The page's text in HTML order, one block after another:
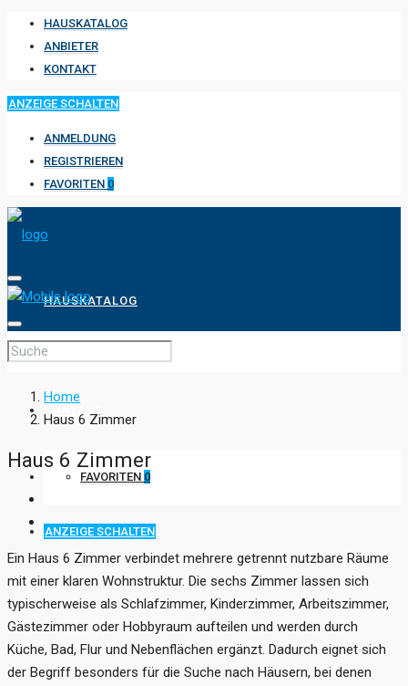
HAUSKATALOG
ANBIETER
KONTAKT
ANZEIGE SCHALTEN
ANMELDUNG
REGISTRIEREN
FAVORITEN 0
HAUSKATALOG
ANBIETER
FAVORITEN 0
ANZEIGE SCHALTEN
Home
Haus 6 Zimmer
Haus 6 Zimmer
Ein Haus 6 Zimmer verbindet mehrere getrennt nutzbare Räume
mit einer klaren Wohnstruktur. Die sechs Zimmer lassen sich
typischerweise als Schlafzimmer, Kinderzimmer, Arbeitszimmer,
Gästezimmer oder Hobbyraum aufteilen und werden durch
Küche, Bad, Flur und Nebenflächen ergänzt. Dadurch eignet sich
der Begriff besonders für die Suche nach Häusern, bei denen